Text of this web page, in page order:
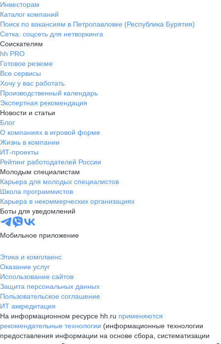
Инвесторам
Каталог компаний
Поиск по вакансиям в Петропавловке (Республика Бурятия)
Сетка: соцсеть для нетворкинга
Соискателям
hh PRO
Готовое резюме
Все сервисы
Хочу у вас работать
Производственный календарь
Экспертная рекомендация
Новости и статьи
Блог
О компаниях в игровой форме
Жизнь в компании
ИТ-проекты
Рейтинг работодателей России
Молодым специалистам
Карьера для молодых специалистов
Школа программистов
Карьера в некоммерческих организациях
Боты для уведомлений
Мобильное приложение
Этика и комплаенс
Оказание услуг
Использование сайтов
Защита персональных данных
Пользовательское соглашение
ИТ аккредитация
На информационном ресурсе hh.ru применяются
рекомендательные технологии (информационные технологии
предоставления информации на основе сбора, систематизации